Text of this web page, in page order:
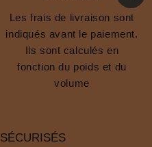
Les frais de livraison sont
indiqués avant le paiement.
Ils sont calculés en
fonction du poids et du
volume